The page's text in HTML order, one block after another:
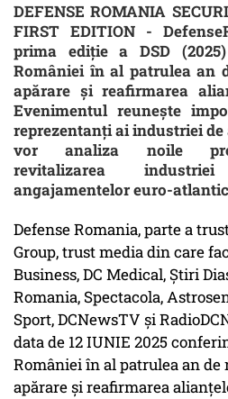
DEFENSE ROMANIA
FIRST EDITION -
prima ediție a DSD
României în al patrulea an
apărare și reafirmarea
Evenimentul reunește
reprezentanți ai industriei
vor analiza noile
revitalizarea
angajamentelor euro-
Defense Romania, parte a
Group, trust media din care
Business, DC Medical, Știri
Romania, Spectacola,
Sport, DCNewsTV și
data de 12 IUNIE 2025
României în al patrulea an de
apărare și reafirmarea